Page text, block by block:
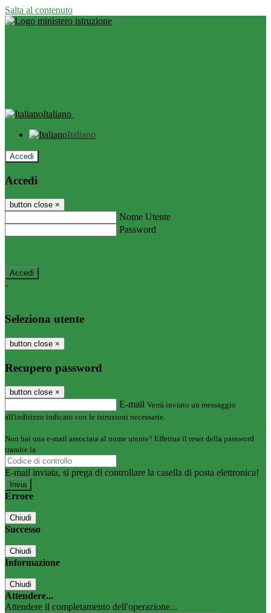
Salta al contenuto
Italiano
Italiano
Accedi
Accedi
button close ×
Nome Utente
Password
-
Seleziona utente
button close ×
Recupero password
button close ×
E-mail Verrà inviato un messaggio
all'indirizzo indicato con le istruzioni necessarie.
Non hai una e-mail associata al nome utente? Effettua il reset della password
tramite la
E-mail inviata, si prega di controllare la casella di posta elettronica!
Errore
Chiudi
Successo
Chiudi
Informazione
Chiudi
Attendere...
Attendere il completamento dell'operazione...